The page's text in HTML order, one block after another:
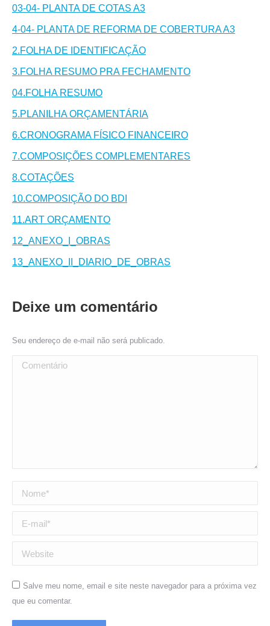
03-04- PLANTA DE COTAS A3
4-04- PLANTA DE REFORMA DE COBERTURA A3
2.FOLHA DE IDENTIFICAÇÃO
3.FOLHA RESUMO PRA FECHAMENTO
04.FOLHA RESUMO
5.PLANILHA ORÇAMENTÁRIA
6.CRONOGRAMA FÍSICO FINANCEIRO
7.COMPOSIÇÕES COMPLEMENTARES
8.COTAÇÕES
10.COMPOSIÇÃO DO BDI
11.ART ORÇAMENTO
12_ANEXO_I_OBRAS
13_ANEXO_II_DIARIO_DE_OBRAS
Deixe um comentário
Seu endereço de e-mail não será publicado.
Comentário
Nome *
E-mail *
Website
Salve meu nome, email e site neste navegador para a próxima vez
que eu comentar.